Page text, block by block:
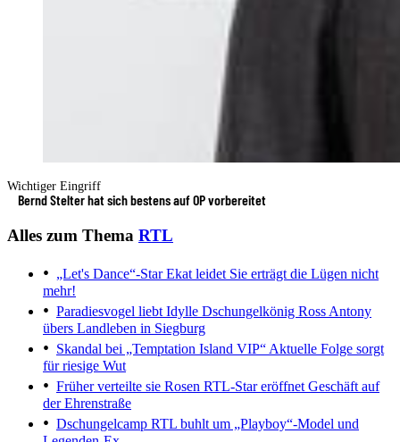
Wichtiger Eingriff
Bernd Stelter hat sich bestens auf OP vorbereitet
Alles zum Thema RTL
„Let's Dance“-Star Ekat leidet Sie erträgt die Lügen nicht
mehr!
Paradiesvogel liebt Idylle Dschungelkönig Ross Antony
übers Landleben in Siegburg
Skandal bei „Temptation Island VIP“ Aktuelle Folge sorgt
für riesige Wut
Früher verteilte sie Rosen RTL-Star eröffnet Geschäft auf
der Ehrenstraße
Dschungelcamp RTL buhlt um „Playboy“-Model und